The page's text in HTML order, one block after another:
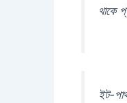
থাকে
ইট-